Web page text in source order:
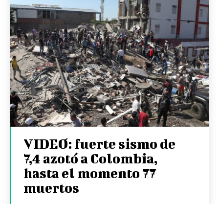
VIDEO: fuerte sismo de
7,4 azotó a Colombia,
hasta el momento 77
muertos